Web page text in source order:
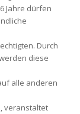
Jahre dürfen
Durch
diese
alle anderen
veranstaltet